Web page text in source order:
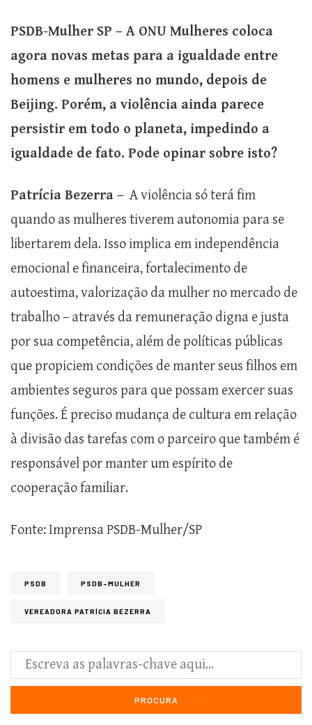
PSDB-Mulher SP – A ONU Mulheres coloca
agora novas metas para a igualdade entre
homens e mulheres no mundo, depois de
Beijing. Porém, a violência ainda parece
persistir em todo o planeta, impedindo a
igualdade de fato. Pode opinar sobre isto?
Patrícia Bezerra – A violência só terá fim
quando as mulheres tiverem autonomia para se
libertarem dela. Isso implica em independência
emocional e financeira, fortalecimento de
autoestima, valorização da mulher no mercado de
trabalho – através da remuneração digna e justa
por sua competência, além de políticas públicas
que propiciem condições de manter seus filhos em
ambientes seguros para que possam exercer suas
funções. É preciso mudança de cultura em relação
à divisão das tarefas com o parceiro que também é
responsável por manter um espírito de
cooperação familiar.
Fonte: Imprensa PSDB-Mulher/SP
PSDB PSDB-MULHER
VEREADORA PATRÍCIA BEZERRA